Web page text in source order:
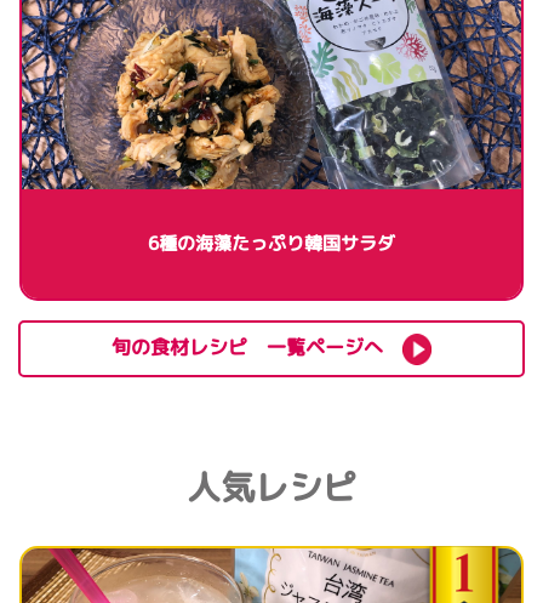
6種の海藻たっぷり韓国サラダ
旬の食材レシピ 一覧ページへ
人気レシピ